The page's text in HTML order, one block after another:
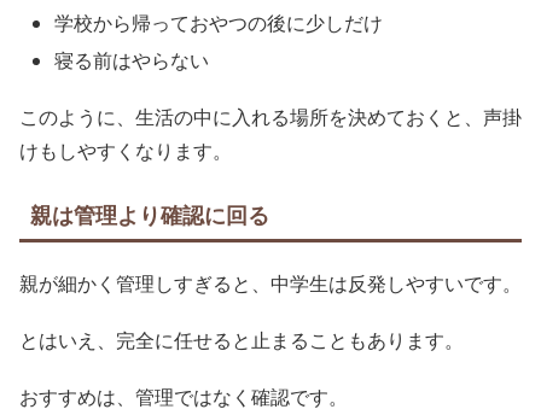
学校から帰っておやつの後に少しだけ
寝る前はやらない
このように、生活の中に入れる場所を決めておくと、声掛
けもしやすくなります。
親は管理より確認に回る
親が細かく管理しすぎると、中学生は反発しやすいです。
とはいえ、完全に任せると止まることもあります。
おすすめは、管理ではなく確認です。